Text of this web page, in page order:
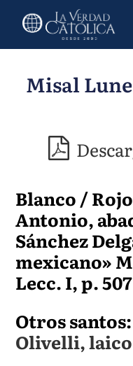
Misal
Blanco /
Antonio,
Sánchez
mexicano»
Lecc. I, p. 507
Otros santos:
Olivelli,